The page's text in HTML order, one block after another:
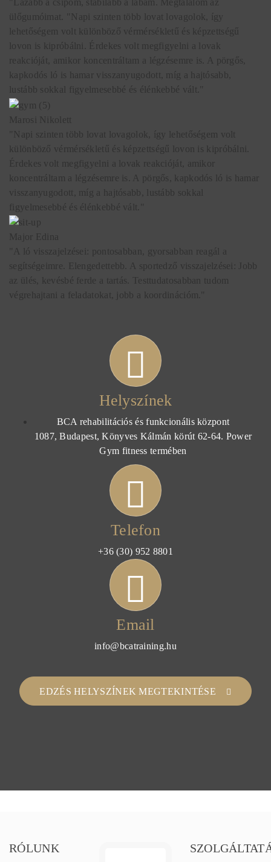
"Lazább a csípőm, stabilabb a lábam. Megtalálom az
ülőgumóimat. "Napi szinten több lovat lovagolok, így
lehetőségem volt különböző vérmérsékletű és képzettségű
lovon is kipróbálni. Érdekes volt megfigyelni a lovak
reakcióját, amikor koncentráltam a légzésemre is. A pörgős,
kapkodós ló is hamar visszanyugodott, míg a hajtósabb,
lustább sokkal figyelmesebbé és élénkebbé vált."
Marosi Nikolett
"Napi szinten több lovat lovagolok, így lehetőségem volt
különböző vérmérsékletű és képzettségű lovon is kipróbálni.
Érdekes volt megfigyelni a lovak reakcióját, amikor
koncentráltam a légzésemre is. A pörgős, kapkodós ló is hamar
visszanyugodott, míg a hajtósabb, lustább sokkal
figyelmesebbé és élénkebbé vált."
Major Edina
"A ló visszajelzései: pontosabban, gyorsabban reagál a
segítségeimre. Elengedettebb. A sportedző visszajelzései: Jobb
az ülés, kevésbé ferde a tartás. Testtudatosabban tudom
végrehajtani a feladatokat, jobb a koordinációm."
Helyszínek
BCA rehabilitációs és funkcionális központ
1087, Budapest, Könyves Kálmán körút 62-64. Power
Gym fitness termében
Telefon
+36 (30) 952 8801
Email
info@bcatraining.hu
EDZÉS HELYSZÍNEK MEGTEKINTÉSE
RÓLUNK